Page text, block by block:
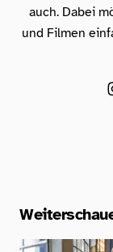
auch. Dabei
und Filmen